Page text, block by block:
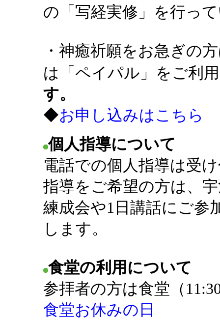
の「写経実修」を行っ
・神癒祈願をお急ぎの
は「ペイパル」をご利
す。
◆お申し込みはこちら
個人指導について
電話での個人指導は受
指導をご希望の方は、
練成会や1日講話にご参
します。
食堂の利用について
参拝者の方は食堂（
食堂お休みの日